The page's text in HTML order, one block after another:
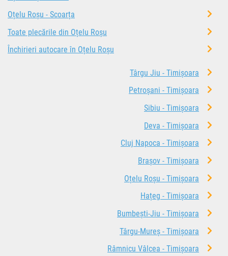
Oțelu Roșu - Scoarța
Toate plecările din Oțelu Roșu
Închirieri autocare în Oțelu Roșu
Târgu Jiu - Timișoara
Petroșani - Timișoara
Sibiu - Timișoara
Deva - Timișoara
Cluj Napoca - Timișoara
Brașov - Timișoara
Oțelu Roșu - Timișoara
Hațeg - Timișoara
Bumbești-Jiu - Timișoara
Târgu-Mureș - Timișoara
Râmnicu Vâlcea - Timișoara